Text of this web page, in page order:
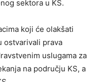
sektora u KS.
koji će olakšati
ostvarivali prava
uslugama za
na području KS, a